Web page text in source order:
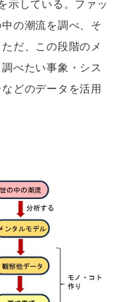
示している。ファッ
の潮流を調べ、そ
だ、この段階のメ
べたい事象・シス
どのデータを活用